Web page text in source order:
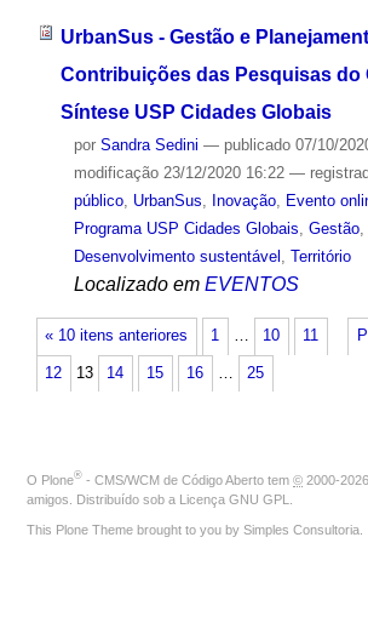
UrbanSus - Gestão e
Contribuições das Pesquisas do
Síntese USP Cidades Globais
por Sandra Sedini — publicado07/10/
modificação23/12/2020 16:22 —
público, UrbanSus, Inovação, Evento
Programa USP Cidades Globais, Gestão,
Desenvolvimento sustentável , Território
Localizado em EVENTOS
« 10 itens anteriores 1 … 10 11
12 13 14 15 16 … 25
O Plone® - CMS/WCM de Código Aberto tem © 2000-
amigos. Distribuído sob a Licença GNU GPL
This Plone Theme brought to you by Simples Consultoria